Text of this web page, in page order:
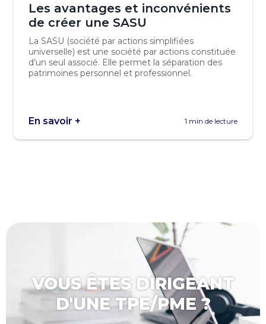
Les avantages et inconvénients
de créer une SASU
La SASU (société par actions simplifiées
universelle) est une société par actions constituée
d’un seul associé. Elle permet la séparation des
patrimoines personnel et professionnel.
En savoir + 1 min de lecture
VOUS ÊTES DIRIGEANT
D'UNE TPE/PME ?